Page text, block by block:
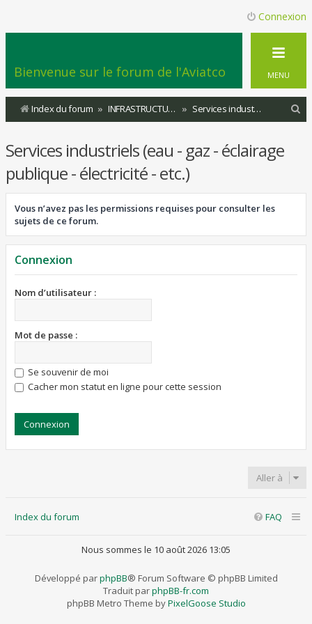
Connexion
Bienvenue sur le forum de l'Aviatco MENU
Index du forum INFRASTRUCTURES Services industriels (eau - gaz - éclairage publique - électricité - etc.)
h
Services industriels (eau - gaz - éclairage
publique - électricité - etc.)
Vous n’avez pas les permissions requises pour consulter les
sujets de ce forum.
Connexion
Nom d’utilisateur :
Mot de passe :
Se souvenir de moi
Cacher mon statut en ligne pour cette session
Aller à
Index du forum FAQ
Nous sommes le 10 août 2026 13:05
Développé parphpBB® Forum Software © phpBB Limited
Traduit parphpBB-fr.com
phpBB Metro Theme byPixelGoose Studio